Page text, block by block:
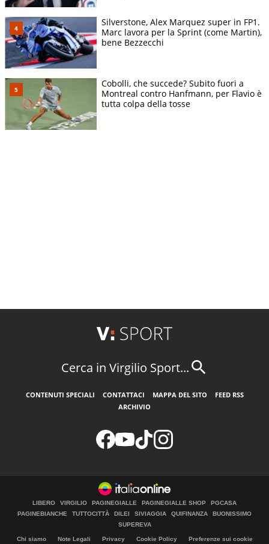
Silverstone, Alex Marquez super in FP1.
Marc lavora per la Sprint (come Martin),
bene Bezzecchi
Cobolli, che succede? Subito fuori a
Montreal contro Hanfmann, per Flavio è
tutta colpa della tosse
Cerca in Virgilio Sport...
CONTENUTI SPECIALI CONTATTACI MAPPA DEL SITO
FEED RSS
ARCHIVIO
LIBERO VIRGILIO PAGINEGIALLE PAGINEGIALLE SHOP
PGCASA
PAGINEBIANCHE
TUTTOCITTÀ DILEI SIVIAGGIA QUIFINANZA
BUONISSIMO
SUPEREVA
Chi siamo Note Legali Privacy Cookie Policy Preferenze sui cookie